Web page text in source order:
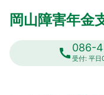
岡山障害年金
call086-
受付: 平